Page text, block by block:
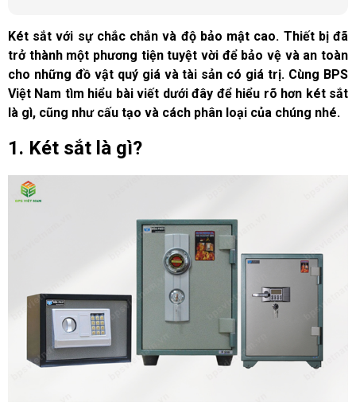
Két sắt với sự chắc chắn và độ bảo mật cao. Thiết bị đã
trở thành một phương tiện tuyệt vời để bảo vệ và an toàn
cho những đồ vật quý giá và tài sản có giá trị. Cùng BPS
Việt Nam tìm hiểu bài viết dưới đây để hiểu rõ hơn két sắt
là gì, cũng như cấu tạo và cách phân loại của chúng nhé.
1. Két sắt là gì?